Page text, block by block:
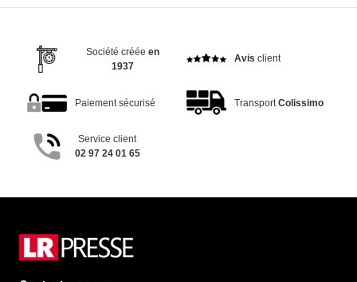
Société créée en
1937
Avis client
Paiement sécurisé Transport Colissimo
Service client
02 97 24 01 65